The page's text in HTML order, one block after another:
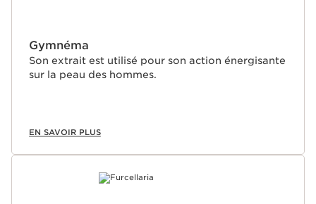
Gymnéma
Son extrait est utilisé pour son action énergisante
sur la peau des hommes.
EN SAVOIR PLUS